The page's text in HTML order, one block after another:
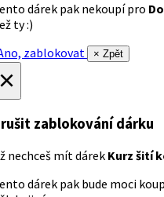
dárek pak nekoupí pro
ty :)
zablokovat
× Zpět
zablokování dárku
nechceš mít dárek Kurz šití
dárek pak bude moci